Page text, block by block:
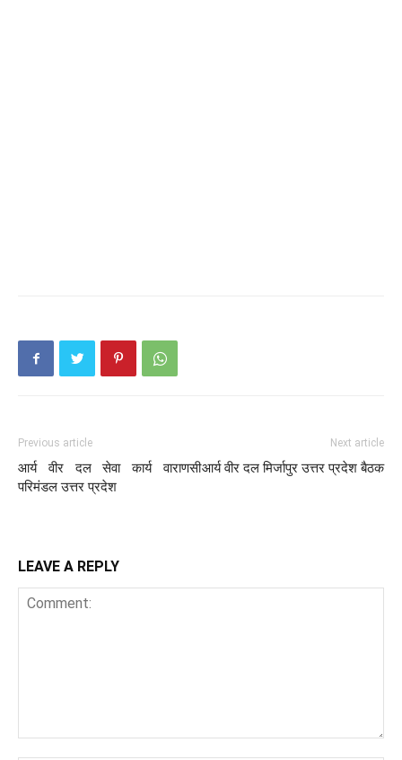
Previous article
आर्य वीर दल सेवा कार्य वाराणसी
परिमंडल उत्तर प्रदेश
Next article
आर्य वीर दल मिर्जापुर उत्तर प्रदेश बैठक
LEAVE A REPLY